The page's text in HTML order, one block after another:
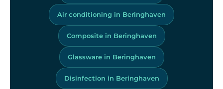
Air conditioning in Beringhaven
Composite in Beringhaven
Glassware in Beringhaven
Disinfection in Beringhaven